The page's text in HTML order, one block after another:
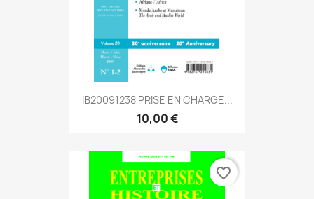
IB20091238 PRISE EN CHARGE...
10,00 €
favorite_border